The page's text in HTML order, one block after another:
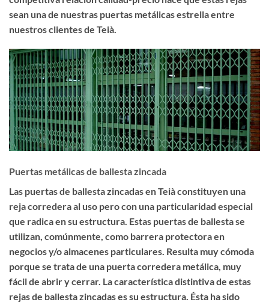
sean una de nuestras puertas metálicas estrella entre
nuestros clientes de Teià.
Puertas metálicas de ballesta zincada
Las puertas de ballesta zincadas en Teiàconstituyen una
reja corredera al uso pero con una particularidad especial
que radica en su estructura. Estas puertas de ballesta se
utilizan, comúnmente, como barrera protectora en
negocios y/o almacenes particulares. Resulta muy cómoda
porque se trata de una puerta corredera metálica, muy
fácil de abrir y cerrar. La característica distintiva de estas
rejas de ballesta zincadas es su estructura. Ésta ha sido